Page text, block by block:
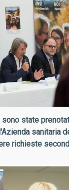
state
sanitaria
richieste